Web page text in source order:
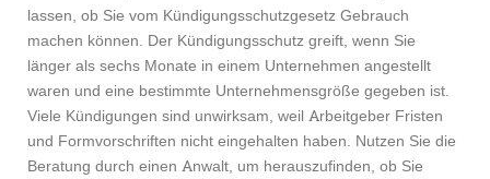
lassen, ob Sie vom Kündigungsschutzgesetz Gebrauch
machen können. Der Kündigungsschutz greift, wenn Sie
länger als sechs Monate in einem Unternehmen angestellt
waren und eine bestimmte Unternehmensgröße gegeben ist.
Viele Kündigungen sind unwirksam, weil Arbeitgeber Fristen
und Formvorschriften nicht eingehalten haben. Nutzen Sie die
Beratung durch einen Anwalt, um herauszufinden, ob Sie